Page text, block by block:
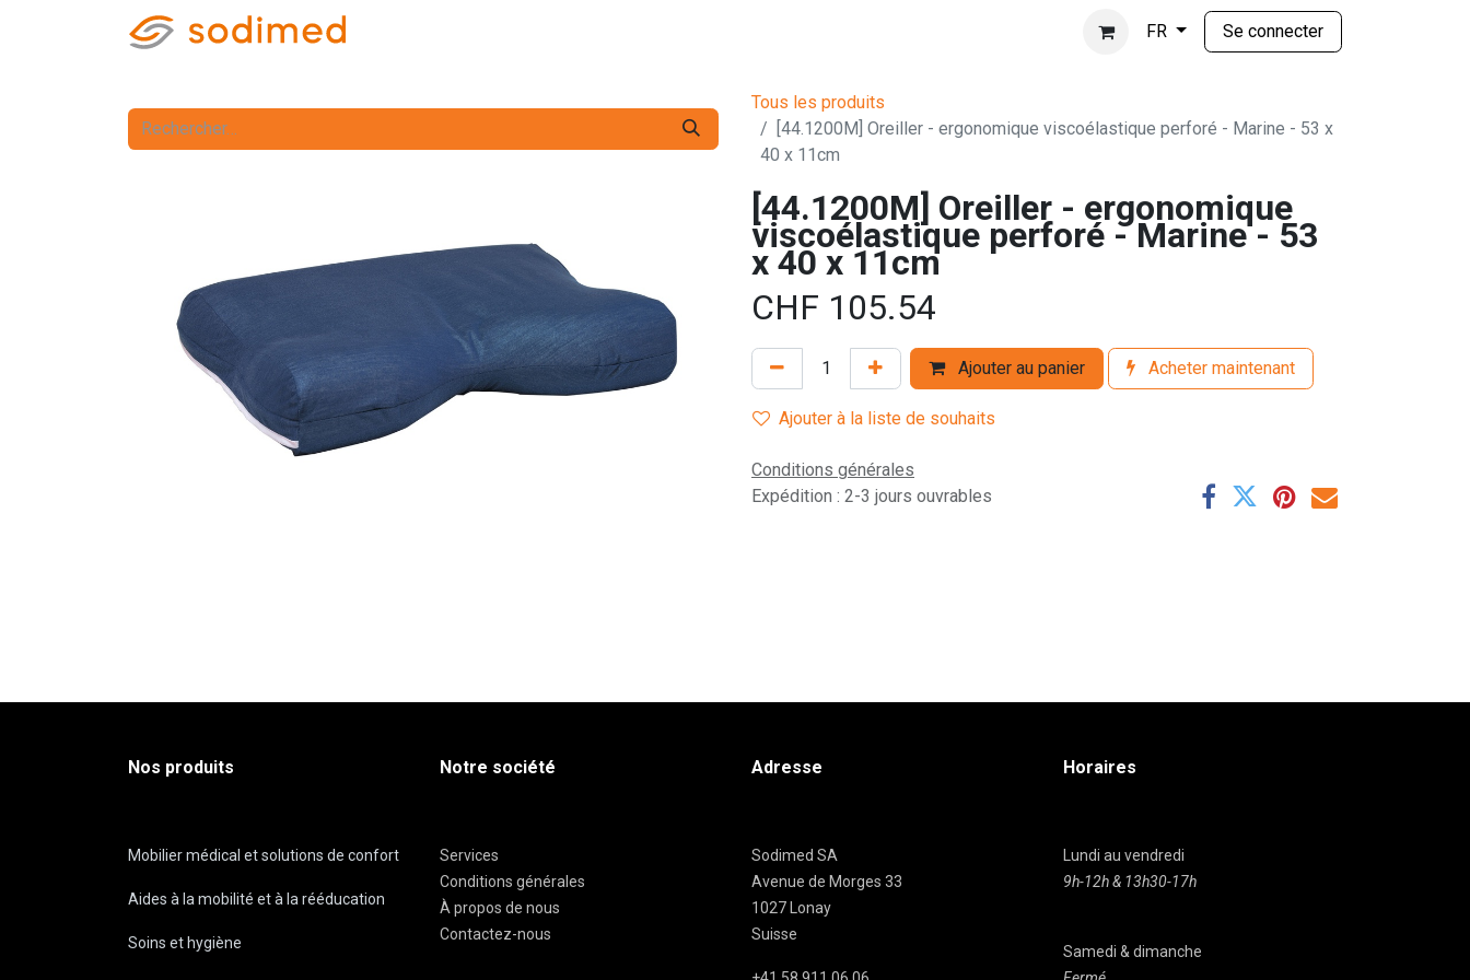
FR Se connecter
Tous les produits
[44.1200M] Oreiller - ergonomique viscoélastique perforé - Marine - 53 x
40 x 11cm
[44.1200M] Oreiller - ergonomique
viscoélastique perforé - Marine - 53
x 40 x 11cm
CHF 105.54
Ajouter au panier Acheter maintenant
Ajouter à la liste de souhaits
Conditions générales
Expédition : 2-3 jours ouvrables
Nos produits
Mobilier médical et solutions de confort
Aides à la mobilité et à la rééducation
Soins et hygiène
Notre société
Services
Conditions générales
À propos de nous
Contactez-nous
Adresse
Sodimed SA
Avenue de Morges 33
1027 Lonay
Suisse
Horaires
Lundi au vendredi
9h-12h & 13h30-17h
Samedi & dimanche